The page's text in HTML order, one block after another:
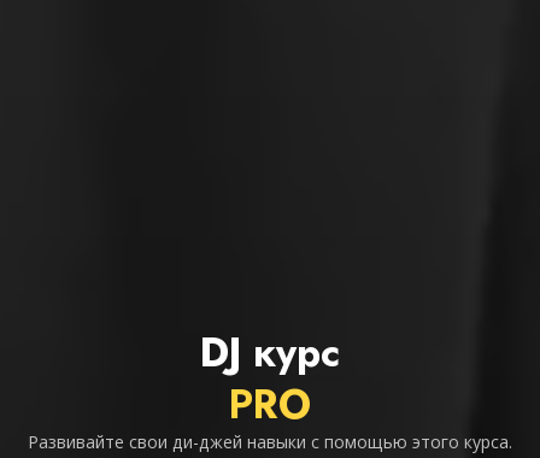
DJ курс
PRO
Развивайте свои ди-джей навыки с помощью этого курса.